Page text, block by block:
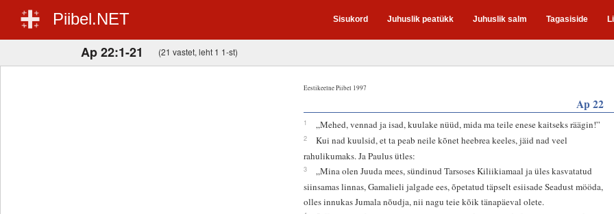
Piibel.NET Sisukord Juhuslik peatükk Juhuslik salm Tagasiside
Ap 22:1-21 (21 vastet, leht 1 1-st)
Eestikeelne Piibel 1997
Ap 22
1 „Mehed, vennad ja isad, kuulake nüüd, mida ma teile enese kaitseks räägin!”
2
Kui nad kuulsid, et ta peab neile kõnet heebrea keeles, jäid nad veel
rahulikumaks. Ja Paulus ütles:
3
„Mina olen Juuda mees, sündinud Tarsoses Kiliikiamaal ja üles kasvatatud
siinsamas linnas, Gamalieli jalgade ees, õpetatud täpselt esiisade Seadust mööda,
olles innukas Jumala nõudja, nii nagu teie kõik tänapäeval olete.